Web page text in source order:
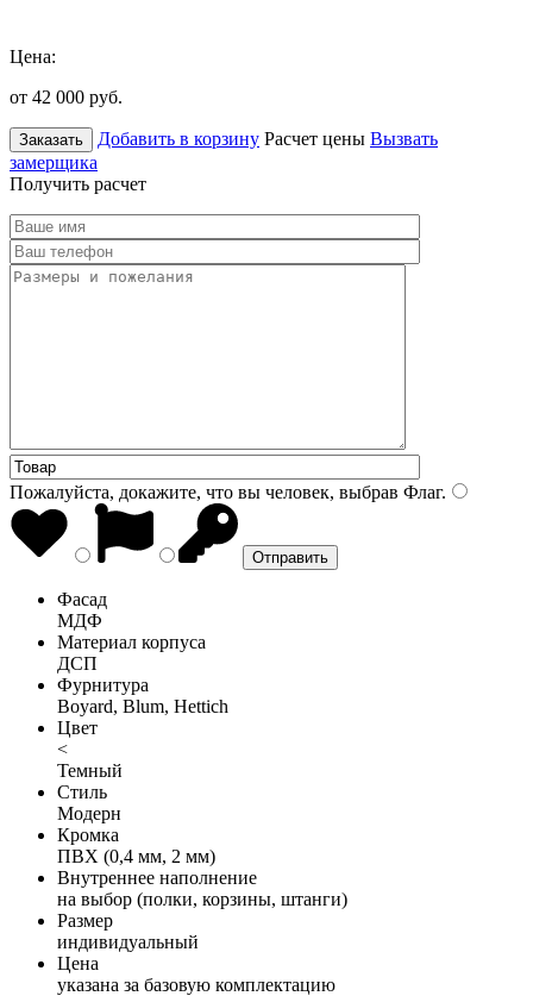
Цена:
от 42 000 руб.
Заказать Добавить в корзину Расчет цены Вызвать
замерщика
Получить расчет
Пожалуйста, докажите, что вы человек, выбрав Флаг.
Фасад
МДФ
Материал корпуса
ДСП
Фурнитура
Boyard, Blum, Hettich
Цвет
<
Темный
Стиль
Модерн
Кромка
ПВХ (0,4 мм, 2 мм)
Внутреннее наполнение
на выбор (полки, корзины, штанги)
Размер
индивидуальный
Цена
указана за базовую комплектацию